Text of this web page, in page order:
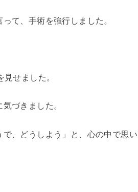
て、手術を強行しました。
せました。
づきました。
、どうしよう」と、心の中で思い